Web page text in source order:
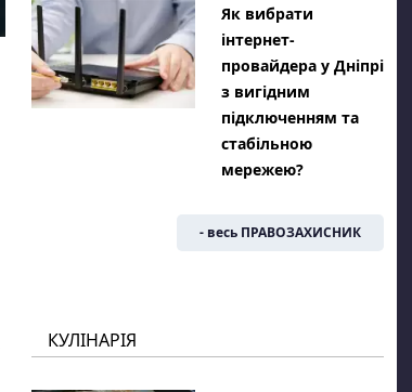
Як вибрати
інтернет-
провайдера у Дніпрі
з вигідним
підключенням та
стабільною
мережею?
- весь ПРАВОЗАХИСНИК
КУЛІНАРІЯ